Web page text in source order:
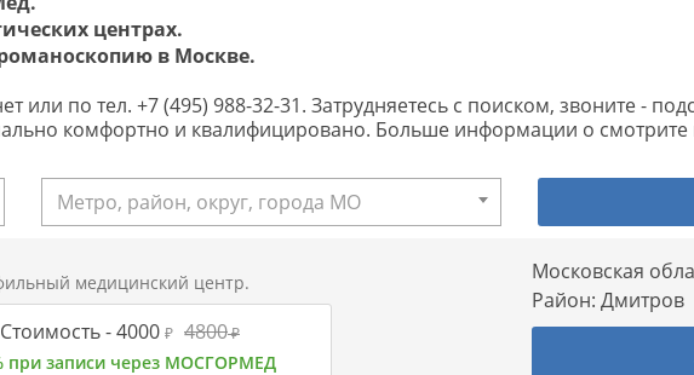
центрах.
в Москве.
или по тел. +7 (495) 988-32-31. Затрудняетесь с поиском, звоните -
комфортно и квалифицировано. Больше информации о
Метро, район, округ, города МО
медицинский центр.
Стоимость -4000 ₽ 4800₽
при записи через МОСГОРМЕД
Московская
Район: Дмитров